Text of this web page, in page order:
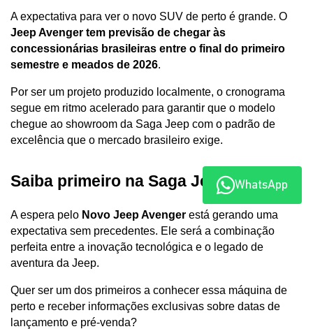
Jeep Avenger tem previsão de chegar às
concessionárias brasileiras entre o final do primeiro
semestre e meados de 2026.
Por ser um projeto produzido localmente, o cronograma
segue em ritmo acelerado para garantir que o modelo
chegue ao showroom da Saga Jeep com o padrão de
excelência que o mercado brasileiro exige.
Saiba primeiro na Saga Jeep!
A espera pelo Novo Jeep Avenger está gerando uma
expectativa sem precedentes. Ele será a combinação
perfeita entre a inovação tecnológica e o legado de
aventura da Jeep.
Quer ser um dos primeiros a conhecer essa máquina de
perto e receber informações exclusivas sobre datas de
lançamento e pré-venda?
WhatsApp